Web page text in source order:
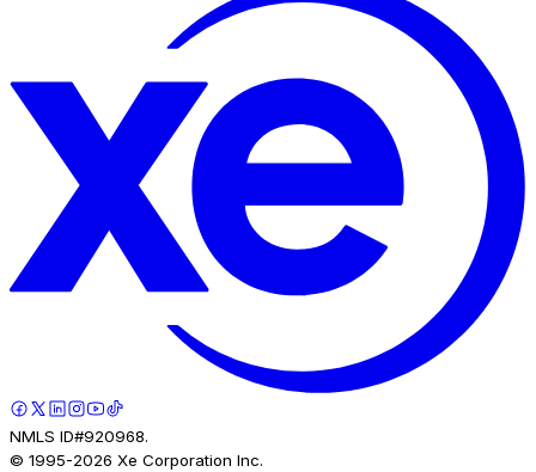
NMLS ID#920968.
© 1995-2026 Xe Corporation Inc.